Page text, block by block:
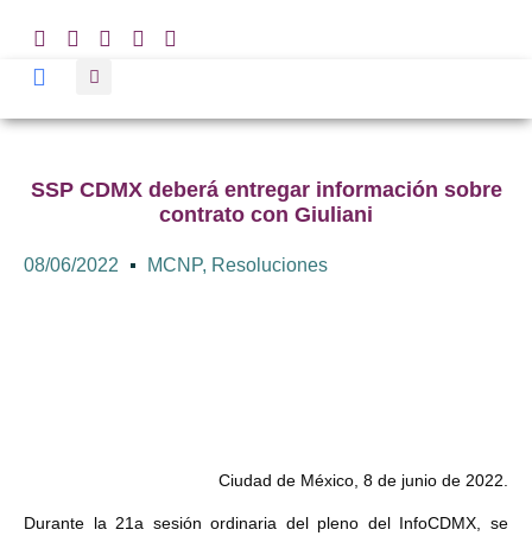
SSP CDMX deberá entregar información sobre
contrato con Giuliani
08/06/2022 MCNP, Resoluciones
Ciudad de México, 8 de junio de 2022.
Durante la 21a sesión ordinaria del pleno del InfoCDMX, se